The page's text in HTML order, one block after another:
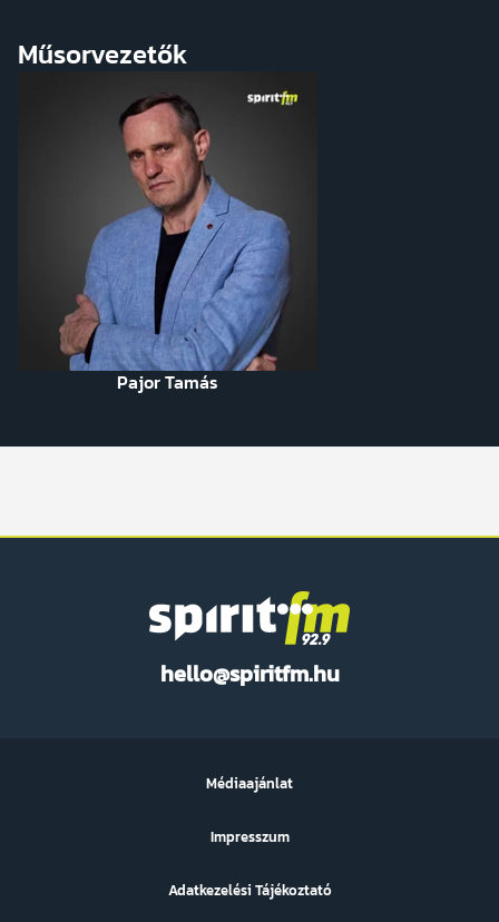
Műsorvezetők
Pajor Tamás
hello@spiritfm.hu
FM
Médiaajánlat
Impresszum
Adatkezelési Tájékoztató